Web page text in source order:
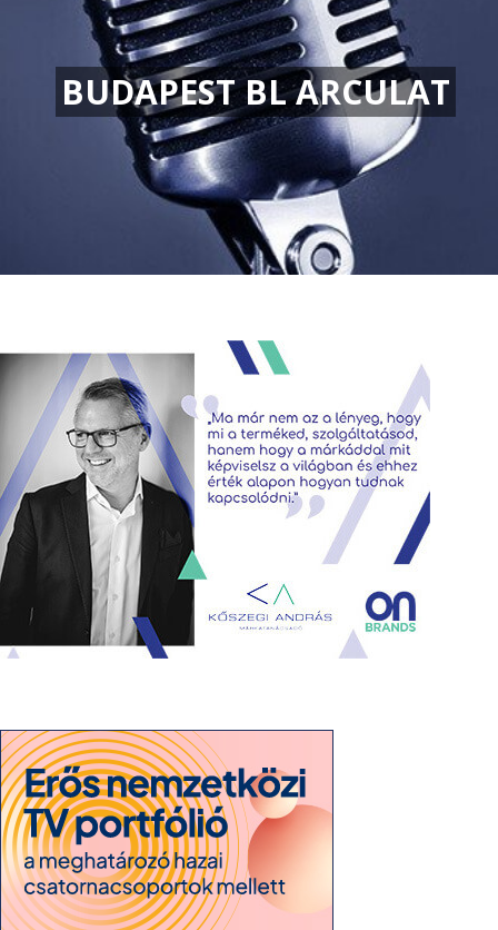
BUDAPEST BL ARCULAT